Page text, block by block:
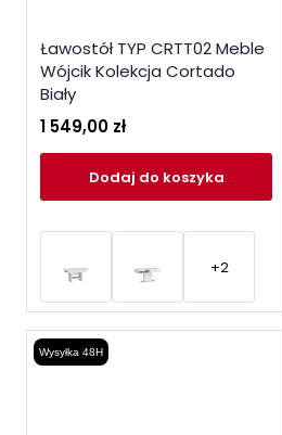
Ławostół TYP CRTT02 Meble
Wójcik Kolekcja Cortado
Biały
1 549,00 zł
Dodaj do koszyka
+2
Wysyłka 48H